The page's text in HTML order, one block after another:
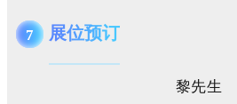
7 展位预订
黎先生